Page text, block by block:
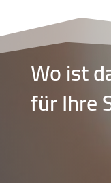
Wo ist
für Ihre